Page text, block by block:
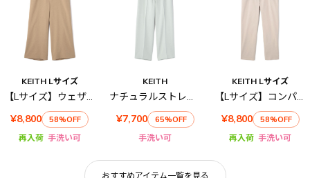
KEITH Lサイズ
【Lサイズ】ウェザーストレッチワイドパンツ
¥8,800
58%OFF
再入荷 手洗い可
KEITH
ナチュラルストレッチパンツ
¥7,700
65%OFF
手洗い可
KEITH Lサイズ
【Lサイズ】コンパクトツイルパンツ
¥8,800
58%OFF
再入荷 手洗い可
おすすめアイテム一覧を見る